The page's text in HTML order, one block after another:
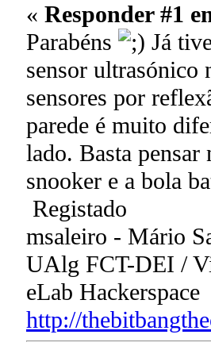
« Responder #1
Parabéns
Já
sensor
sensores por
parede é muito
lado. Basta pensar
snooker e a bola
Registado
msaleiro - Mário
UAlg FCT-DEI /
eLab Hackerspace
http://